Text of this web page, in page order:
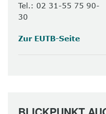
Tel.: 02 31-55 75 90-
30
Zur EUTB-Seite